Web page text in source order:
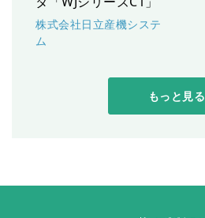
株式会社日立産機システ
ム
もっと見る